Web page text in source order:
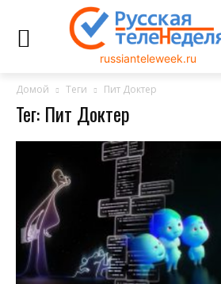
russianteleweek.ru
Домой Теги Пит Доктер
Тег: Пит Доктер